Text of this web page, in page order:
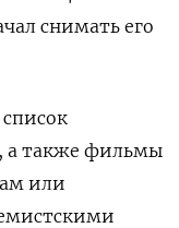
снимать его
а также фильмы
или